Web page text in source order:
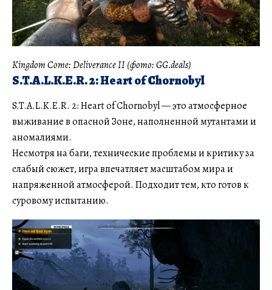
Kingdom Come: Deliverance II (фото: GG.deals)
S.T.A.L.K.E.R. 2: Heart of Chornobyl
S.T.A.L.K.E.R. 2: Heart of Chornobyl — это атмосферное
выживание в опасной Зоне, наполненной мутантами и
аномалиями.
Несмотря на баги, технические проблемы и критику за
слабый сюжет, игра впечатляет масштабом мира и
напряженной атмосферой. Подходит тем, кто готов к
суровому испытанию.